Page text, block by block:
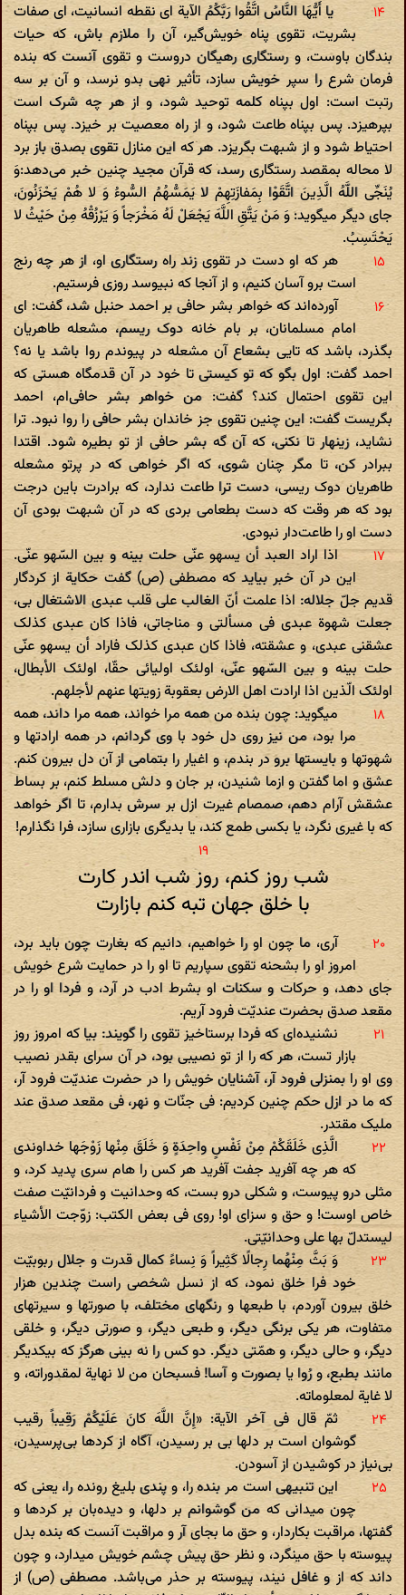
‌ یا أَیُّهَا النَّاسُ اتَّقُوا رَبَّکُمُ الآیة ای نقطه انسانیت، ای صفات
بشریت، تقوی پناه خویش‌گیر، آن را ملازم باش، که حیات
بندگان باوست، و رستگاری رهیگان دروست و تقوی آنست که بنده
فرمان شرع را سپر خویش سازد، تأثیر نهی بدو نرسد، و آن بر سه
رتبت است: اول بپناه کلمه توحید شود، و از هر چه شرک است
بپرهیزد. پس بپناه طاعت شود، و از راه معصیت بر خیزد. پس بپناه
احتیاط شود و از شبهت بگریزد. هر که این منازل تقوی بصدق باز برد
لا محاله بمقصد رستگاری رسد، که قرآن مجید چنین خبر می‌دهد:وَ
یُنَجِّی اللَّهُ الَّذِینَ اتَّقَوْا بِمَفازَتِهِمْ لا یَمَسُّهُمُ السُّوءُ وَ لا هُمْ یَحْزَنُونَ،
جای دیگر میگوید: وَ مَنْ یَتَّقِ اللَّهَ یَجْعَلْ لَهُ مَخْرَجاً وَ یَرْزُقْهُ مِنْ حَیْثُ لا
یَحْتَسِبُ.
هر که او دست در تقوی زند راه رستگاری او، از هر چه رنج
است برو آسان کنیم، و از آنجا که نبیوسد روزی فرستیم.
آورده‌اند که خواهر بشر حافی بر احمد حنبل شد، گفت: ای
امام مسلمانان، بر بام خانه دوک ریسم، مشعله طاهریان
بگذرد، باشد که تایی بشعاع آن مشعله در پیوندم روا باشد یا نه؟
احمد گفت: اول بگو که تو کیستی تا خود در آن قدمگاه هستی که
این تقوی احتمال کند؟ گفت: من خواهر بشر حافی‌ام، احمد
بگریست گفت: این چنین تقوی جز خاندان بشر حافی را روا نبود. ترا
نشاید، زینهار تا نکنی، که آن گه بشر حافی از تو بطیره شود. اقتدا
ببرادر کن، تا مگر چنان شوی، که اگر خواهی که در پرتو مشعله
طاهریان دوک ریسی، دست ترا طاعت ندارد، که برادرت باین درجت
بود که هر وقت که دست بطعامی بردی که در آن شبهت بودی آن
دست او را طاعت‌دار نبودی.
اذا اراد العبد أن یسهو عنّی حلت بینه و بین السّهو عنّی.
این در آن خبر بیاید که مصطفی (ص) گفت حکایة از کردگار
قدیم جلّ جلاله: اذا علمت أنّ الغالب علی قلب عبدی الاشتغال بی،
جعلت شهوة عبدی فی مسألتی و مناجاتی، فاذا کان عبدی کذلک
عشقنی عبدی، و عشقته، فاذا کان عبدی کذلک فاراد أن یسهو عنّی
حلت بینه و بین السّهو عنّی، اولئک اولیائی حقّا، اولئک الأبطال،
اولئک الّذین اذا ارادت اهل الارض بعقوبة زویتها عنهم لأجلهم.
میگوید: چون بنده من همه مرا خواند، همه مرا داند، همه
مرا بود، من نیز روی دل خود با وی گردانم، در همه ارادتها و
شهوتها و بایستها برو در بندم، و اغیار را بتمامی از آن دل بیرون کنم.
عشق و اما گفتن و ازما شنیدن، بر جان و دلش مسلط کنم، بر بساط
عشقش آرام دهم، صمصام غیرت ازل بر سرش بدارم، تا اگر خواهد
که با غیری نگرد، یا بکسی طمع کند، یا بدیگری بازاری سازد، فرا نگذارم!
شب روز کنم، روز شب اندر کارت
با خلق جهان تبه کنم بازارت‌
آری، ما چون او را خواهیم، دانیم که بغارت چون باید برد،
امروز او را بشحنه تقوی سپاریم تا او را در حمایت شرع خویش
جای دهد، و حرکات و سکنات او بشرط ادب در آرد، و فردا او را در
مقعد صدق بحضرت عندیّت فرود آریم.
نشنیده‌ای که فردا برستاخیز تقوی را گویند: بیا که امروز روز
بازار تست، هر که را از تو نصیبی بود، در آن سرای بقدر نصیب
وی او را بمنزلی فرود آر، آشنایان خویش را در حضرت عندیّت فرود آر،
که ما در ازل حکم چنین کردیم: فی جنّات و نهر، فی مقعد صدق عند
ملیک مقتدر.
الَّذِی خَلَقَکُمْ مِنْ نَفْسٍ واحِدَةٍ وَ خَلَقَ مِنْها زَوْجَها خداوندی
که هر چه آفرید جفت آفرید هر کس را هام سری پدید کرد، و
مثلی درو پیوست، و شکلی درو بست، که وحدانیت و فردانیّت صفت
خاص اوست! و حق و سزای او! روی فی بعض الکتب: زوّجت الأشیاء
لیستدلّ بها علی وحدانیّتی.
وَ بَثَّ مِنْهُما رِجالًا کَثِیراً وَ نِساءً کمال قدرت و جلال ربوبیّت
خود فرا خلق نمود، که از نسل شخصی راست چندین هزار
خلق بیرون آوردم، با طبعها و رنگهای مختلف، با صورتها و سیرتهای
متفاوت، هر یکی برنگی دیگر، و طبعی دیگر، و صورتی دیگر، و خلقی
دیگر، و حالی دیگر، و همّتی دیگر. دو کس را نه بینی هرگز که بیکدیگر
مانند بطبع، و رُوا یا بصورت و آسا! فسبحان من لا نهایة لمقدوراته، و
لا غایة لمعلوماته.
ثمّ قال فی آخر الآیة: «إِنَّ اللَّهَ کانَ عَلَیْکُمْ رَقِیباً رقیب
گوشوان است بر دلها بی بر رسیدن، آگاه از کردها بی‌پرسیدن،
بی‌نیاز در کوشیدن از آسودن.
این تنبیهی است مر بنده را، و پندی بلیغ رونده را، یعنی که
چون میدانی که من گوشوانم بر دلها، و دیده‌بان بر کردها و
گفتها، مراقبت بکاردار، و حق ما بجای آر و مراقبت آنست که بنده بدل
پیوسته با حق مینگرد، و نظر حق پیش چشم خویش میدارد، و چون
داند که از و غافل نیند، پیوسته بر حذر می‌باشد. مصطفی (ص) از